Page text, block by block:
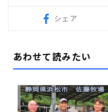
シェア
あわせて読みたい